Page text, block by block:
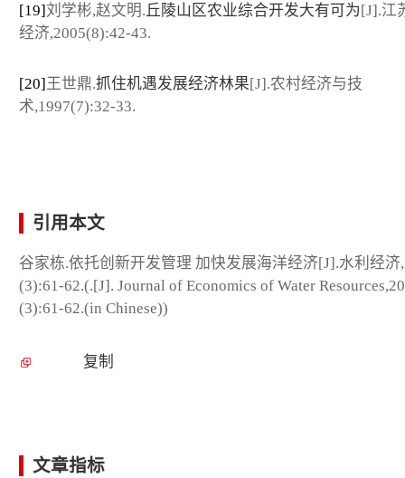
[19]刘学彬,赵文明. 丘陵山区农业综合开发大有可为[J].江
经济,2005(8):42-43.
[20]王世鼎.抓住机遇发展经济林果[J].农村经济与技
术,1997(7):32-33.
引用本文
谷家栋.依托创新开发管理 加快发展海洋经济[J].水利经济
(3):61-62.(.[J]. Journal of Economics of Water
(3):61-62.(in Chinese))
复制
文章指标